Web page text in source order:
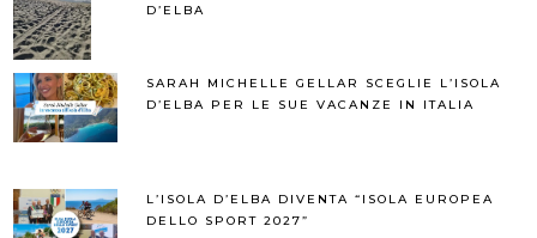
D’ELBA
SARAH MICHELLE GELLAR SCEGLIE L’ISOLA
D’ELBA PER LE SUE VACANZE IN ITALIA
L’ISOLA D’ELBA DIVENTA “ISOLA EUROPEA
DELLO SPORT 2027”